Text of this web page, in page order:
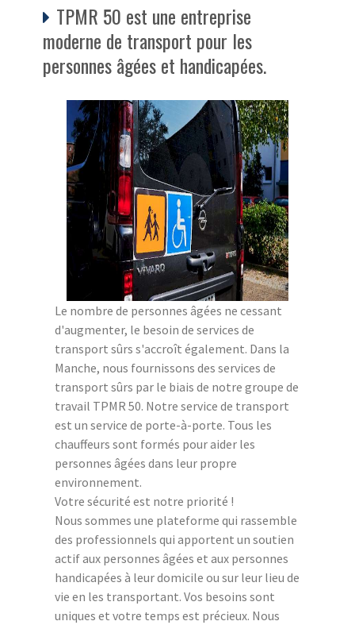
TPMR 50 est une entreprise
moderne de transport pour les
personnes âgées et handicapées.
Le nombre de personnes âgées ne cessant
d'augmenter, le besoin de services de
transport sûrs s'accroît également. Dans la
Manche, nous fournissons des services de
transport sûrs par le biais de notre groupe de
travail TPMR 50. Notre service de transport
est un service de porte-à-porte. Tous les
chauffeurs sont formés pour aider les
personnes âgées dans leur propre
environnement.
Votre sécurité est notre priorité !
Nous sommes une plateforme qui rassemble
des professionnels qui apportent un soutien
actif aux personnes âgées et aux personnes
handicapées à leur domicile ou sur leur lieu de
vie en les transportant. Vos besoins sont
uniques et votre temps est précieux. Nous